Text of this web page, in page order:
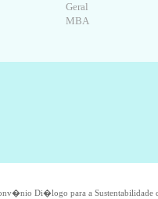
Geral
MBA
Di�logo para a Sustentabilidade